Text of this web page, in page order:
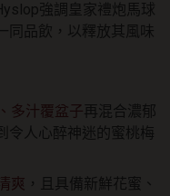
強調皇家禮炮馬球
同品飲，以釋放其風味
多汁覆盆子再混合濃郁
令人心醉神迷的蜜桃梅
爽 ，且具備新鮮花蜜、